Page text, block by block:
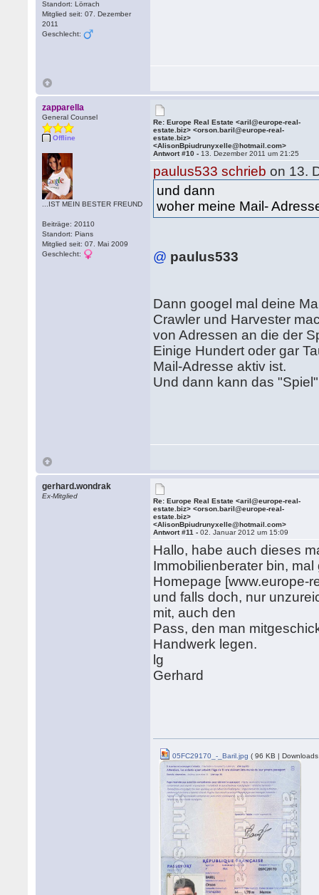
Standort: Lörrach
Mitglied seit: 07. Dezember
2011
Geschlecht:
zapparella
General Counsel
Offline
...IST MEIN BESTER FREUND
Beiträge: 20110
Standort: Pians
Mitglied seit: 07. Mai 2009
Geschlecht:
Re: Europe Real Estate <aril@europe-real-
estate.biz> <orson.baril@europe-real-
estate.biz>
<AlisonBpiudrunyxelle@hotmail.com>
Antwort #10 - 13. Dezember 2011 um 21:25
paulus533 schrieb on 13.
und dann
woher meine Mail-
@ paulus533
Dann googel mal deine
Crawler und Harvester
von Adressen an die der
Einige Hundert oder gar
Mail-Adresse aktiv ist.
Und dann kann das
gerhard.wondrak
Ex-Mitglied
Re: Europe Real Estate <aril@europe-real-
estate.biz> <orson.baril@europe-real-
estate.biz>
<AlisonBpiudrunyxelle@hotmail.com>
Antwort #11 -02. Januar 2012 um 15:09
Hallo, habe auch dieses
Immobilienberater bin,
Homepage [www.europe-
und falls doch, nur
mit, auch den
Pass, den man
Handwerk legen.
lg
Gerhard
05FC29170_-_Baril.jpg ( 96 KB |